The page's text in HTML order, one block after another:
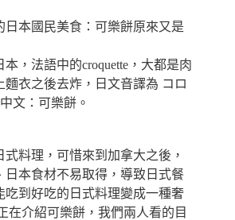
日本國民美食：可樂餅原來又是
，法語中的croquette，大都是肉
麵衣之後去炸，日文音譯為 コロ
文：可樂餅。
料理，可惜來到加拿大之後，
日本食材不易取得，導致日式餐
吃到好吃的日式料理變成一種奢
介紹可樂餅，我們兩人看的目